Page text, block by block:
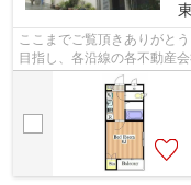
ここまでご覧頂きありがと
目指し、各沿線の各不動産
様へ提供しております！最新